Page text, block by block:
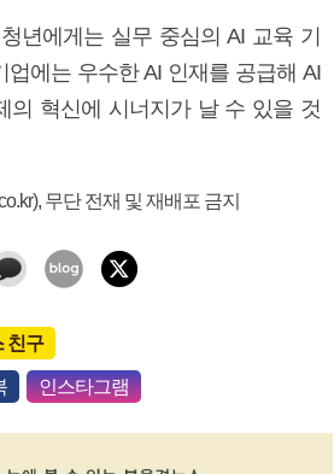
년에게는 실무 중심의 AI 교육 기
업에는 우수한 AI 인재를 공급해 AI
의 혁신에 시너지가 날 수 있을 것
무단 전재 및 재배포 금지
친구
인스타그램